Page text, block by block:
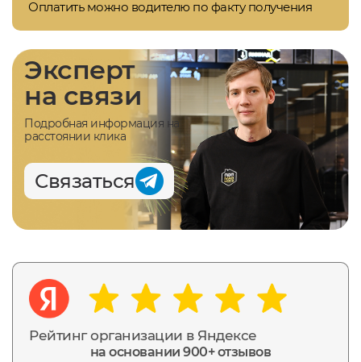
Оплатить можно водителю по факту получения
Рейтинг организации в Яндексе
на основании 900+ отзывов
Эксперт
на связи
Подробная информация на
расстоянии клика
Связаться